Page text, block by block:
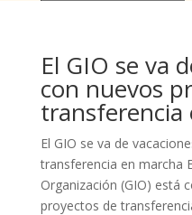
El GIO se va
con nuevos
transferencia
El GIO se va de
transferencia en marcha
Organización (GIO) está
proyectos de